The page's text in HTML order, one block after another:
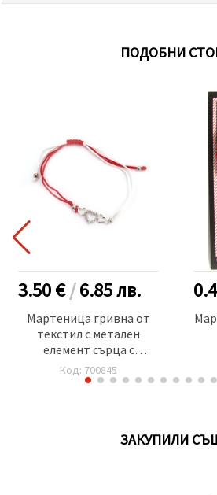
ПОДОБНИ
3.50 €/6.85лв.
Мартеница гривна от
текстил с метален
елемент сърца с
кристали -12 броя
Код: 700845
ЗАКУПИЛИ